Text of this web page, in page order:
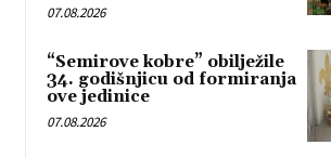
07.08.2026
“Semirove kobre” obilježile
34. godišnjicu od formiranja
ove jedinice
07.08.2026